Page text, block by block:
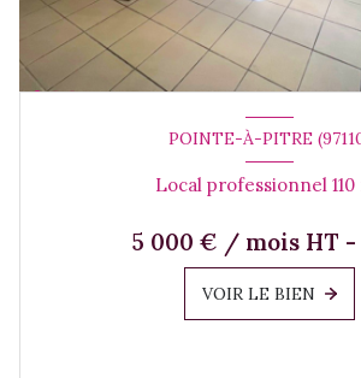
POINTE-À-PITRE
5 000 € / mois HT -
VOIR LE BIEN